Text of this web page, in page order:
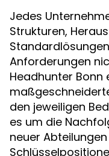
Jedes
Strukturen,
Anforderungen
Headhunter
den jeweiligen
es um die
neuer